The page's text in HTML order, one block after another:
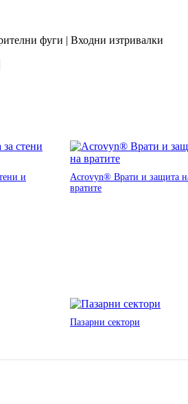
фуги | Входни изтривалки
и
Acrovyn® Врати и защита
вратите
Пазарни сектори